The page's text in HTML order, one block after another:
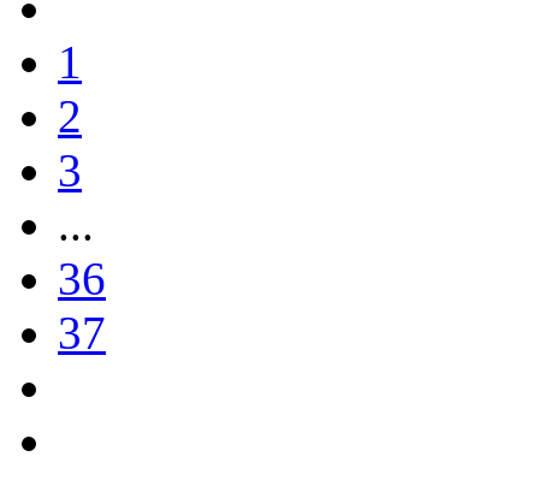
1
2
3
...
36
37